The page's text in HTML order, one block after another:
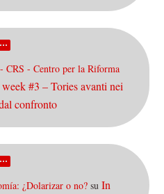
CRS - Centro per la Riforma
#3 – Tories avanti nei
confronto
¿Dolarizar o no? su In